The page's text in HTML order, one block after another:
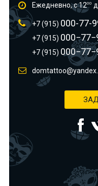
Ежедневно, с 1200
+7 (915) 000-77-
+7 (915)
+7 (915)